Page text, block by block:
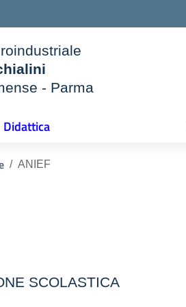
- Parma
Didattica
ANIEF
SCOLASTICA